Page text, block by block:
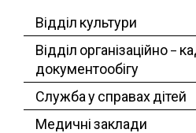
Відділ культури
Відділ організаційно –
документообігу
Служба у справах дітей
Медичні заклади